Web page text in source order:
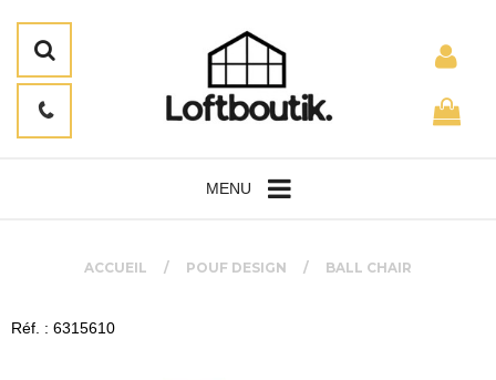
MENU
ACCUEIL POUF DESIGN BALL CHAIR
Réf. : 6315610